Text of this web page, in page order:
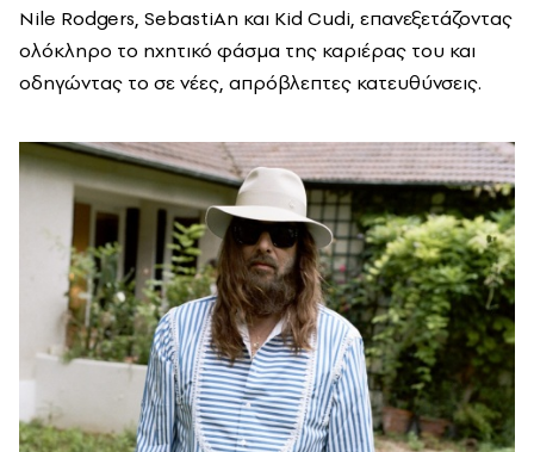
Nile Rodgers, SebastiAn και Kid Cudi, επανεξετάζοντας
ολόκληρο το ηχητικό φάσμα της καριέρας του και
οδηγώντας το σε νέες, απρόβλεπτες κατευθύνσεις.